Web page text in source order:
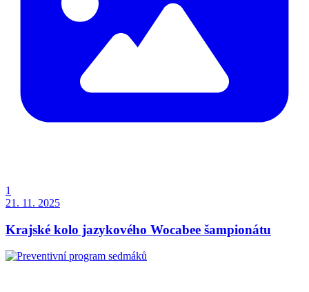
1
21. 11. 2025
Krajské kolo jazykového Wocabee šampionátu